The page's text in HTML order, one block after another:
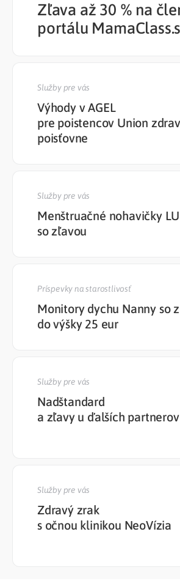
Zľava až 30 % na
portálu
Služby pre vás
Výhody v AGEL
pre poistencov Union
poisťovne
Služby pre vás
Menštruačné nohavičky
so zľavou
Príspevky na starostlivosť
Monitory dychu Nanny so
do výšky 25 eur
Služby pre vás
Nadštandard
a zľavy u ďalších partnerov
Služby pre vás
Zdravý zrak
s očnou klinikou NeoVízia